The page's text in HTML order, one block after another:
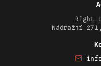
Right
Nádražní